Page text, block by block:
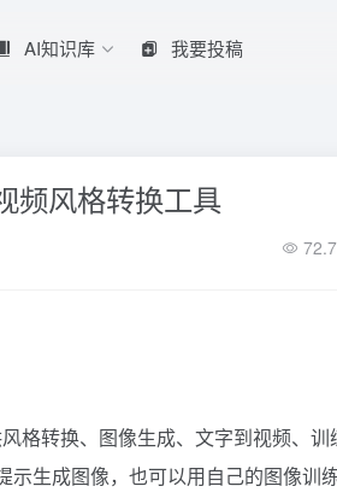
AI知识库 我要投稿
频风格转换工具
格转换、图像生成、文字到视频、
生成图像，也可以用自己的图像训